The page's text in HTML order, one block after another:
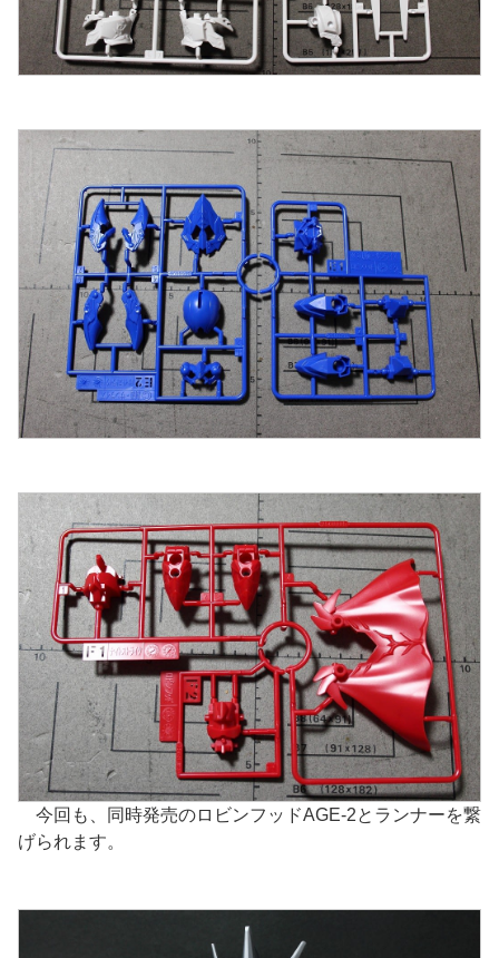
今回も、同時発売のロビンフッドAGE-2とランナーを繋
げられます。